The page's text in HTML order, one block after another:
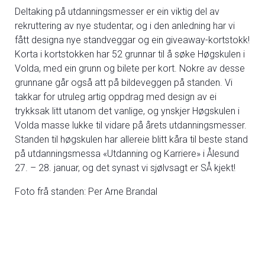
Deltaking på utdanningsmesser er ein viktig del av
rekruttering av nye studentar, og i den anledning har vi
fått designa nye standveggar og ein giveaway-kortstokk!
Korta i kortstokken har 52 grunnar til å søke Høgskulen i
Volda, med ein grunn og bilete per kort. Nokre av desse
grunnane går også att på bildeveggen på standen. Vi
takkar for utruleg artig oppdrag med design av ei
trykksak litt utanom det vanlige, og ynskjer Høgskulen i
Volda masse lukke til vidare på årets utdanningsmesser.
Standen til høgskulen har allereie blitt kåra til beste stand
på utdanningsmessa «Utdanning og Karriere» i Ålesund
27. – 28. januar, og det synast vi sjølvsagt er SÅ kjekt!
Foto frå standen: Per Arne Brandal